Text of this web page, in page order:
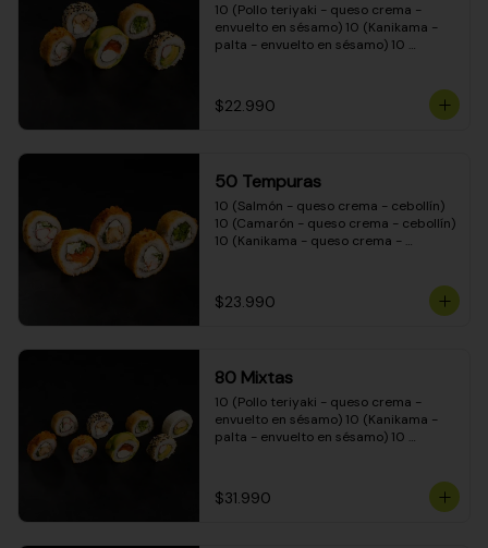
10 (Pollo teriyaki - queso crema -
envuelto en sésamo) 10 (Kanikama -
palta - envuelto en sésamo) 10
cebollín - envuelto en masa tempura)
10 (Pimentón - queso crema - cebollín
$22.990
50 Tempuras
10 (Salmón - queso crema - cebollín)
10 (Camarón - queso crema - cebollín)
10 (Kanikama - queso crema -
crema - cebollín)
$23.990
80 Mixtas
10 (Pollo teriyaki - queso crema -
envuelto en sésamo) 10 (Kanikama -
palta - envuelto en sésamo) 10
envuelto en queso crema) 10
(Camarón - queso crema - cebollín -
$31.990